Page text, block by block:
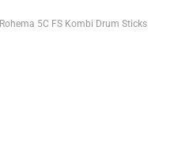
Rohema 5C FS Kombi Drum Sticks